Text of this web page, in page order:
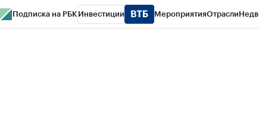
Подписка на РБК Инвестиции МероприятияОтрасли